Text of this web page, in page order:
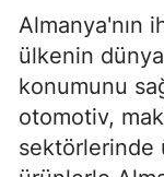
Almanya'nın
ülkenin
konumunu
otomotiv,
sektörlerinde